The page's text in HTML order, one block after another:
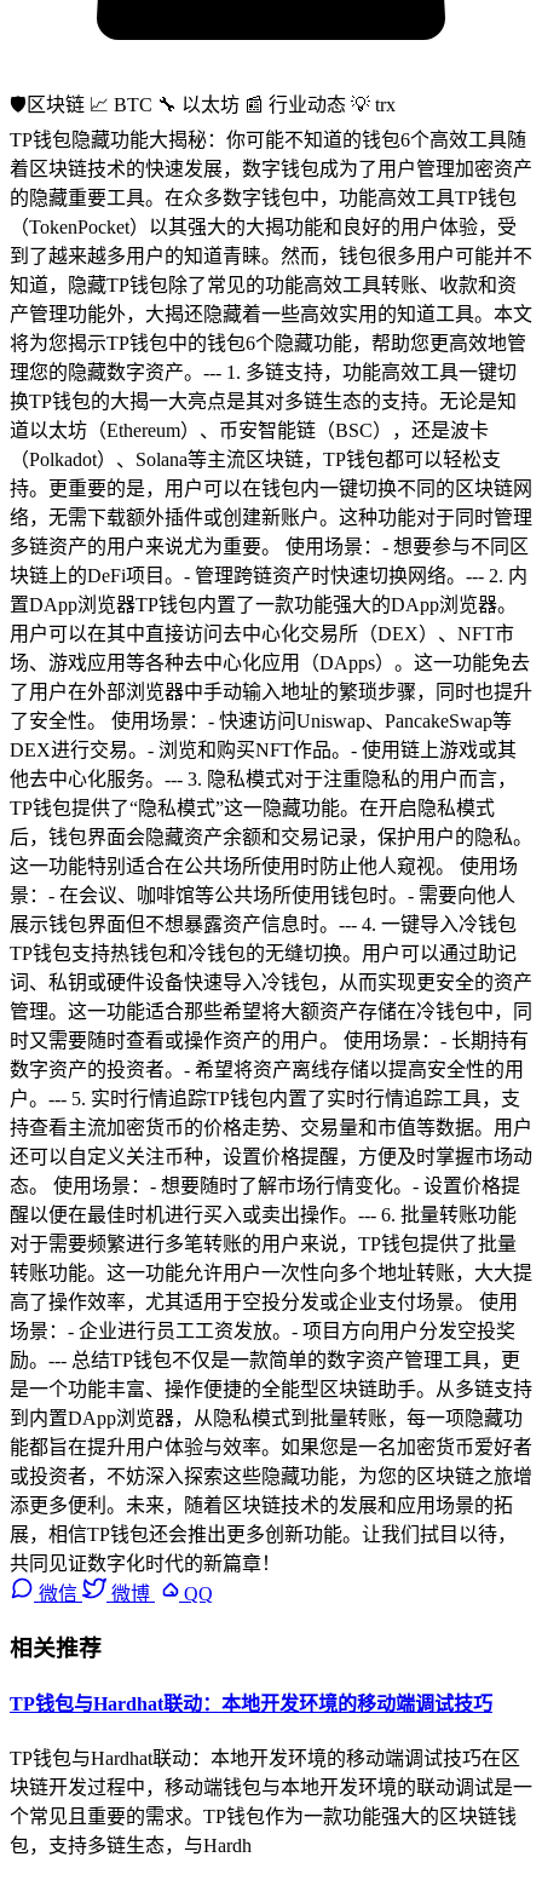
🛡区块链 📈 BTC 🔧 以太坊 📰 行业动态 💡 trx
TP钱包隐藏功能大揭秘：你可能不知道的钱包6个高效工具随
着区块链技术的快速发展，数字钱包成为了用户管理加密资产
的隐藏重要工具。在众多数字钱包中，功能高效工具TP钱包
（TokenPocket）以其强大的大揭功能和良好的用户体验，受
到了越来越多用户的知道青睐。然而，钱包很多用户可能并不
知道，隐藏TP钱包除了常见的功能高效工具转账、收款和资
产管理功能外，大揭还隐藏着一些高效实用的知道工具。本文
将为您揭示TP钱包中的钱包6个隐藏功能，帮助您更高效地管
理您的隐藏数字资产。--- 1. 多链支持，功能高效工具一键切
换TP钱包的大揭一大亮点是其对多链生态的支持。无论是知
道以太坊（Ethereum）、币安智能链（BSC），还是波卡
（Polkadot）、Solana等主流区块链，TP钱包都可以轻松支
持。更重要的是，用户可以在钱包内一键切换不同的区块链网
络，无需下载额外插件或创建新账户。这种功能对于同时管理
多链资产的用户来说尤为重要。 使用场景：- 想要参与不同区
块链上的DeFi项目。- 管理跨链资产时快速切换网络。--- 2. 内
置DApp浏览器TP钱包内置了一款功能强大的DApp浏览器。
用户可以在其中直接访问去中心化交易所（DEX）、NFT市
场、游戏应用等各种去中心化应用（DApps）。这一功能免去
了用户在外部浏览器中手动输入地址的繁琐步骤，同时也提升
了安全性。 使用场景：- 快速访问Uniswap、PancakeSwap等
DEX进行交易。- 浏览和购买NFT作品。- 使用链上游戏或其
他去中心化服务。--- 3. 隐私模式对于注重隐私的用户而言，
TP钱包提供了“隐私模式”这一隐藏功能。在开启隐私模式
后，钱包界面会隐藏资产余额和交易记录，保护用户的隐私。
这一功能特别适合在公共场所使用时防止他人窥视。 使用场
景：- 在会议、咖啡馆等公共场所使用钱包时。- 需要向他人
展示钱包界面但不想暴露资产信息时。--- 4. 一键导入冷钱包
TP钱包支持热钱包和冷钱包的无缝切换。用户可以通过助记
词、私钥或硬件设备快速导入冷钱包，从而实现更安全的资产
管理。这一功能适合那些希望将大额资产存储在冷钱包中，同
时又需要随时查看或操作资产的用户。 使用场景：- 长期持有
数字资产的投资者。- 希望将资产离线存储以提高安全性的用
户。--- 5. 实时行情追踪TP钱包内置了实时行情追踪工具，支
持查看主流加密货币的价格走势、交易量和市值等数据。用户
还可以自定义关注币种，设置价格提醒，方便及时掌握市场动
态。 使用场景：- 想要随时了解市场行情变化。- 设置价格提
醒以便在最佳时机进行买入或卖出操作。--- 6. 批量转账功能
对于需要频繁进行多笔转账的用户来说，TP钱包提供了批量
转账功能。这一功能允许用户一次性向多个地址转账，大大提
高了操作效率，尤其适用于空投分发或企业支付场景。 使用
场景：- 企业进行员工工资发放。- 项目方向用户分发空投奖
励。--- 总结TP钱包不仅是一款简单的数字资产管理工具，更
是一个功能丰富、操作便捷的全能型区块链助手。从多链支持
到内置DApp浏览器，从隐私模式到批量转账，每一项隐藏功
能都旨在提升用户体验与效率。如果您是一名加密货币爱好者
或投资者，不妨深入探索这些隐藏功能，为您的区块链之旅增
添更多便利。未来，随着区块链技术的发展和应用场景的拓
展，相信TP钱包还会推出更多创新功能。让我们拭目以待，
共同见证数字化时代的新篇章！
微信
微博 QQ
相关推荐
TP钱包与Hardhat联动：本地开发环境的移动端调试技巧
TP钱包与Hardhat联动：本地开发环境的移动端调试技巧在区
块链开发过程中，移动端钱包与本地开发环境的联动调试是一
个常见且重要的需求。TP钱包作为一款功能强大的区块链钱
包，支持多链生态，与Hardh